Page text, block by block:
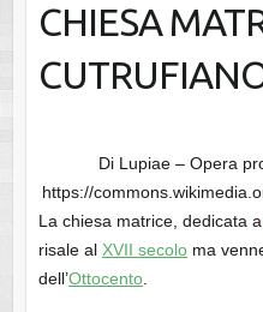
CHIESA
Di Lupiae – Opera
https://
La chiesa matrice, dedicata a
risale al XVII secoloma
dell’Ottocento.